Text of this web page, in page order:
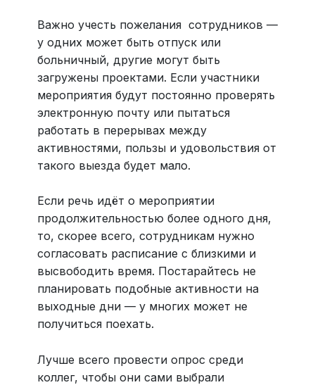
Важно учесть пожелания сотрудников —
у одних может быть отпуск или
больничный, другие могут быть
загружены проектами. Если участники
мероприятия будут постоянно проверять
электронную почту или пытаться
работать в перерывах между
активностями, пользы и удовольствия от
такого выезда будет мало.
Если речь идёт о мероприятии
продолжительностью более одного дня,
то, скорее всего, сотрудникам нужно
согласовать расписание с близкими и
высвободить время. Постарайтесь не
планировать подобные активности на
выходные дни — у многих может не
получиться поехать.
Лучше всего провести опрос среди
коллег, чтобы они сами выбрали